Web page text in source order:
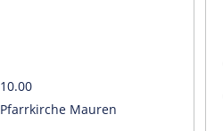
10.00
Pfarrkirche Mauren